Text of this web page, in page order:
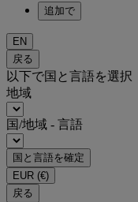
追加で
EN
戻る
以下で国と言語を選択
地域
国/地域 - 言語
国と言語を確定
EUR (€)
戻る